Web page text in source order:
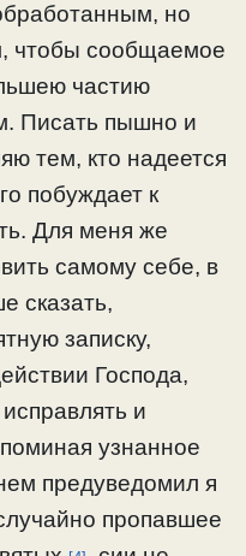
но
чтобы сообщаемое
частию
Писать пышно и
тем, кто надеется
побуждает к
Для меня же
самому себе, в
сказать,
записку,
Господа,
и
узнанное
предуведомил я
пропавшее